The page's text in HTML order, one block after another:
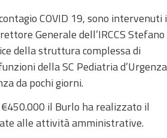
COVID 19, sono intervenuti
Generale dell’IRCCS Stefano
della struttura complessa di
della SC Pediatria
da pochi giorni.
il Burlo ha realizzato il
alle attività amministrative.